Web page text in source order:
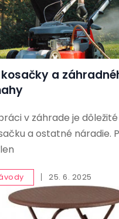
a
v záhrade je
a ostatné náradie.
25. 6. 2025